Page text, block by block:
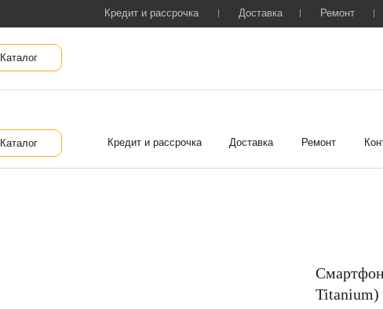
Каталог
Ремонт
Доставка
Кредит и рассрочка
Каталог Ремонт
Доставка
Кредит и рассрочка
Titanium)